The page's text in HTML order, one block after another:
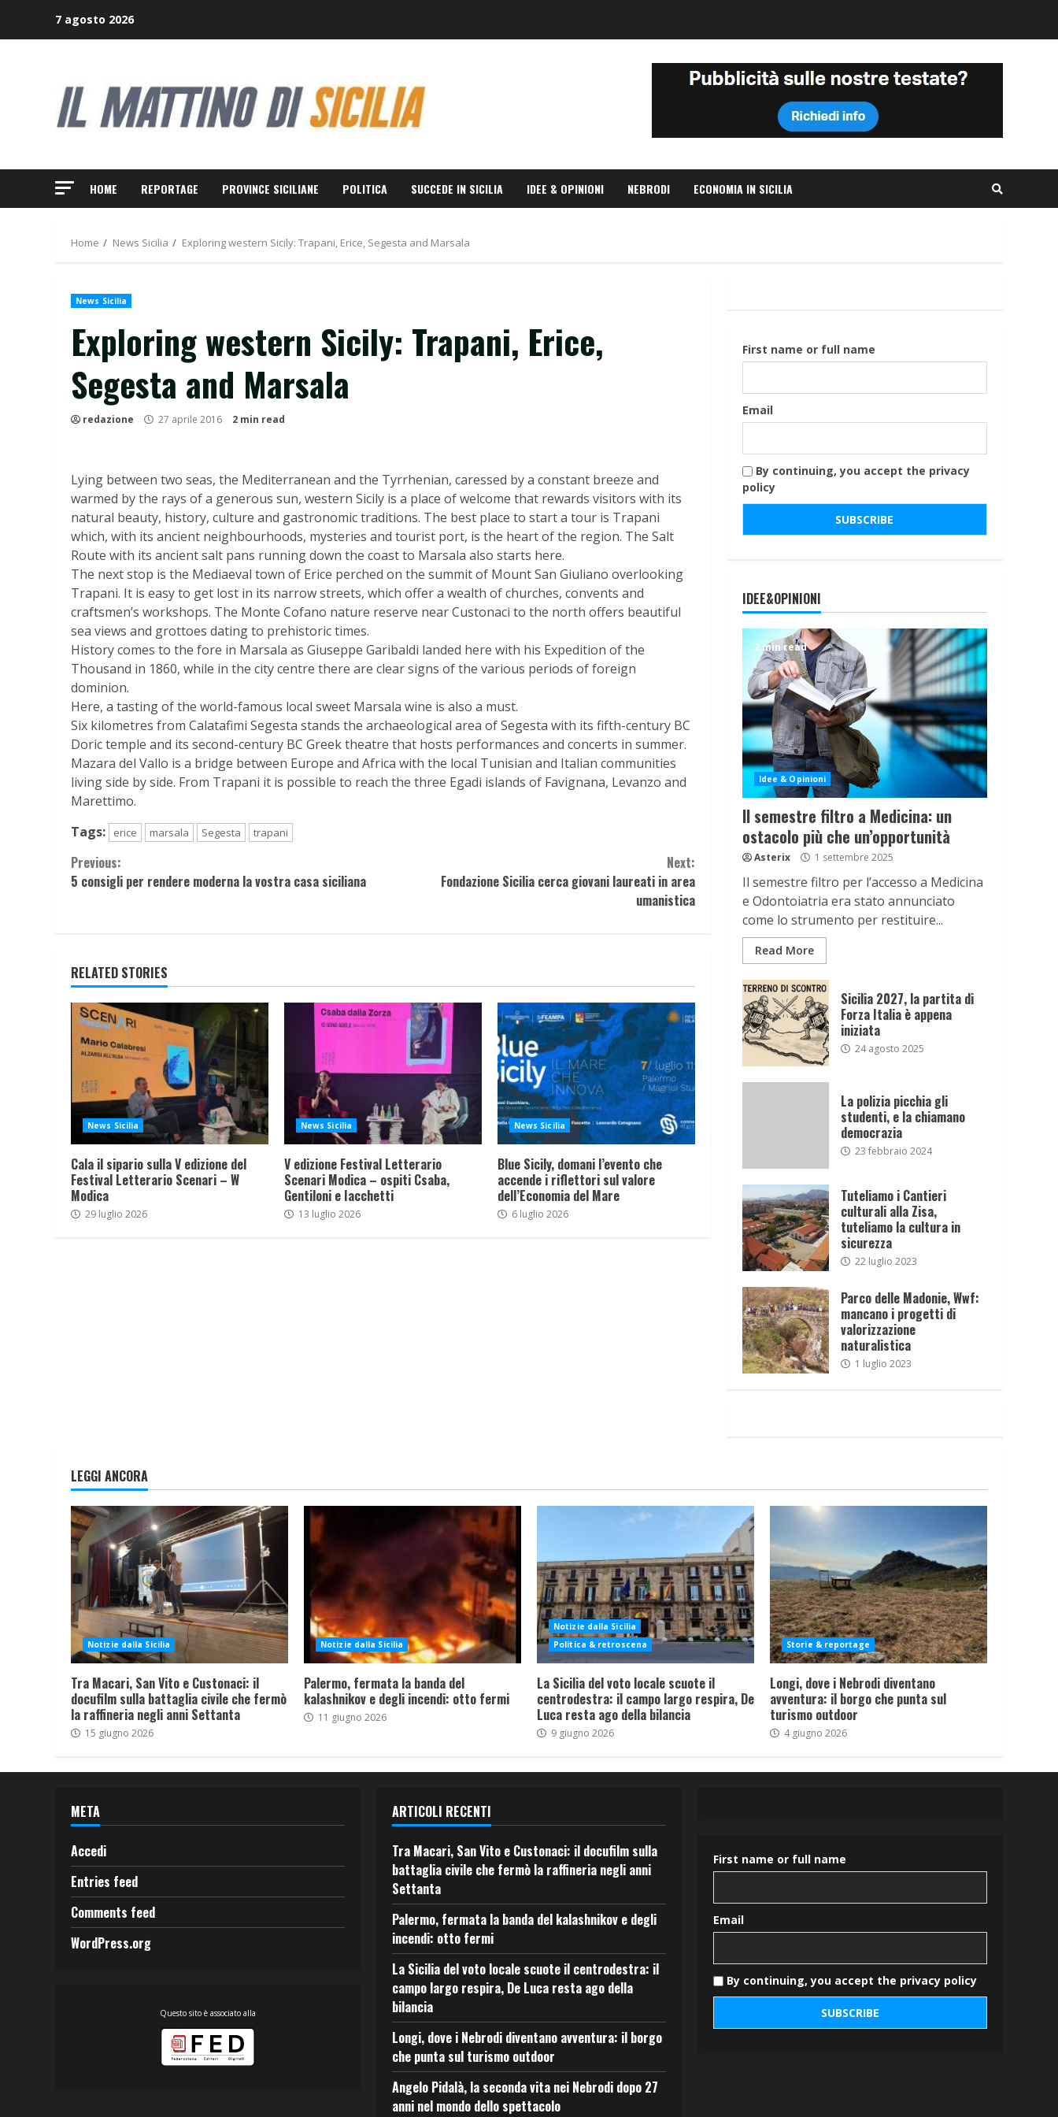
7 agosto 2026
HOME REPORTAGE PROVINCE SICILIANE POLITICA SUCCEDE IN SICILIA IDEE & OPINIONI NEBRODI ECONOMIA IN SICILIA
Home News Sicilia Exploring western Sicily: Trapani, Erice, Segesta and Marsala
News Sicilia
Exploring western Sicily: Trapani, Erice,
Segesta and Marsala
redazione 27 aprile 2016 2 min read
Lying between two seas, the Mediterranean and the Tyrrhenian, caressed by a constant breeze and
warmed by the rays of a generous sun, western Sicily is a place of welcome that rewards visitors with its
natural beauty, history, culture and gastronomic traditions. The best place to start a tour is Trapani
which, with its ancient neighbourhoods, mysteries and tourist port, is the heart of the region. The Salt
Route with its ancient salt pans running down the coast to Marsala also starts here.
The next stop is the Mediaeval town of Erice perched on the summit of Mount San Giuliano overlooking
Trapani. It is easy to get lost in its narrow streets, which offer a wealth of churches, convents and
craftsmen’s workshops. The Monte Cofano nature reserve near Custonaci to the north offers beautiful
sea views and grottoes dating to prehistoric times.
History comes to the fore in Marsala as Giuseppe Garibaldi landed here with his Expedition of the
Thousand in 1860, while in the city centre there are clear signs of the various periods of foreign
dominion.
Here, a tasting of the world-famous local sweet Marsala wine is also a must.
Six kilometres from Calatafimi Segesta stands the archaeological area of Segesta with its fifth-century BC
Doric temple and its second-century BC Greek theatre that hosts performances and concerts in summer.
Mazara del Vallo is a bridge between Europe and Africa with the local Tunisian and Italian communities
living side by side. From Trapani it is possible to reach the three Egadi islands of Favignana, Levanzo and
Marettimo.
Tags:
erice marsala Segesta trapani
Continue
Reading
Previous:
5 consigli per rendere moderna la vostra casa siciliana
Next:
Fondazione Sicilia cerca giovani laureati in area
umanistica
RELATED STORIES
News Sicilia
Cala il sipario sulla V edizione del
Festival Letterario Scenari – W
Modica
29 luglio 2026
News Sicilia
V edizione Festival Letterario
Scenari Modica – ospiti Csaba,
Gentiloni e Iacchetti
13 luglio 2026
News Sicilia
Blue Sicily, domani l’evento che
accende i riflettori sul valore
dell’Economia del Mare
6 luglio 2026
First name or full name
Email
By continuing, you accept the privacy
policy
IDEE&OPINIONI
2 min read
Idee & Opinioni
Il semestre filtro a Medicina: un
ostacolo più che un’opportunità
Asterix 1 settembre 2025
Il semestre filtro per l’accesso a Medicina
e Odontoiatria era stato annunciato
come lo strumento per restituire...
Read More
Sicilia 2027, la partita di
Forza Italia è appena
iniziata
24 agosto 2025
La polizia picchia gli
studenti, e la chiamano
democrazia
23 febbraio 2024
Tuteliamo i Cantieri
culturali alla Zisa,
tuteliamo la cultura in
sicurezza
22 luglio 2023
Parco delle Madonie, Wwf:
mancano i progetti di
valorizzazione
naturalistica
1 luglio 2023
LEGGI ANCORA
Notizie dalla Sicilia
Tra Macari, San Vito e Custonaci: il
docufilm sulla battaglia civile che fermò
la raffineria negli anni Settanta
15 giugno 2026
Notizie dalla Sicilia
Palermo, fermata la banda del
kalashnikov e degli incendi: otto fermi
11 giugno 2026
Notizie dalla Sicilia
Politica & retroscena
La Sicilia del voto locale scuote il
centrodestra: il campo largo respira, De
Luca resta ago della bilancia
9 giugno 2026
Storie & reportage
Longi, dove i Nebrodi diventano
avventura: il borgo che punta sul
turismo outdoor
4 giugno 2026
META
Accedi
Entries feed
Comments feed
WordPress.org
Questo sito è associato alla
ARTICOLI RECENTI
Tra Macari, San Vito e Custonaci: il docufilm sulla
battaglia civile che fermò la raffineria negli anni
Settanta
Palermo, fermata la banda del kalashnikov e degli
incendi: otto fermi
La Sicilia del voto locale scuote il centrodestra: il
campo largo respira, De Luca resta ago della
bilancia
Longi, dove i Nebrodi diventano avventura: il borgo
che punta sul turismo outdoor
Angelo Pidalà, la seconda vita nei Nebrodi dopo 27
anni nel mondo dello spettacolo
First name or full name
Email
By continuing, you accept the privacy policy